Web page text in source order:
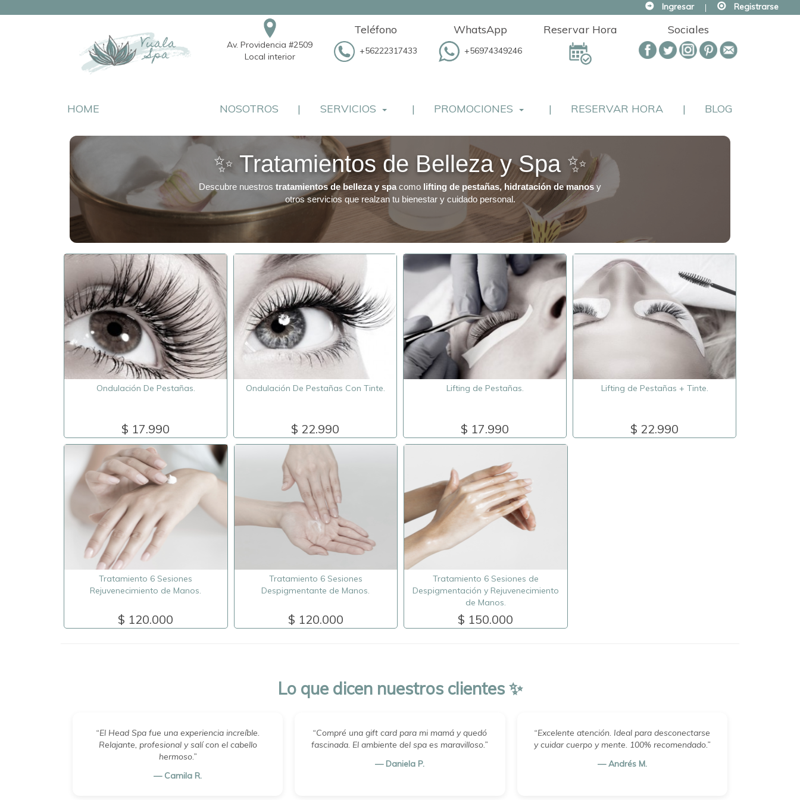
Ingresar | Registrarse
Av. Providencia #2509
Local interior
Teléfono
+56222317433
WhatsApp
+56974349246
Reservar Hora Sociales
HOME NOSOTROS | SERVICIOS | PROMOCIONES | RESERVAR HORA | BLOG
✨ Tratamientos de Belleza y Spa ✨
Descubre nuestros tratamientos de belleza y spa como lifting de pestañas, hidratación de manos y
otros servicios que realzan tu bienestar y cuidado personal.
Ondulación De Pestañas.
$ 17.990
Ondulación De Pestañas Con Tinte.
$ 22.990
Lifting de Pestañas.
$ 17.990
Lifting de Pestañas + Tinte.
$ 22.990
Tratamiento 6 Sesiones
Rejuvenecimiento de Manos.
$ 120.000
Tratamiento 6 Sesiones
Despigmentante de Manos.
$ 120.000
Tratamiento 6 Sesiones de
Despigmentación y Rejuvenecimiento
de Manos.
$ 150.000
Lo que dicen nuestros clientes ✨
“El Head Spa fue una experiencia increíble.
Relajante, profesional y salí con el cabello
hermoso.”
— Camila R.
“Compré una gift card para mi mamá y quedó
fascinada. El ambiente del spa es maravilloso.”
— Daniela P.
“Excelente atención. Ideal para desconectarse
y cuidar cuerpo y mente. 100% recomendado.”
— Andrés M.